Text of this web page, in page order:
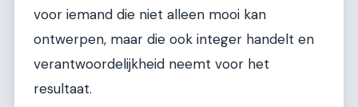
voor iemand die niet alleen mooi kan
ontwerpen, maar die ook integer handelt en
verantwoordelijkheid neemt voor het
resultaat.